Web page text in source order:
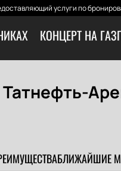
услуги по
КОНЦЕРТ НА
БЛИЖАЙШИЕ